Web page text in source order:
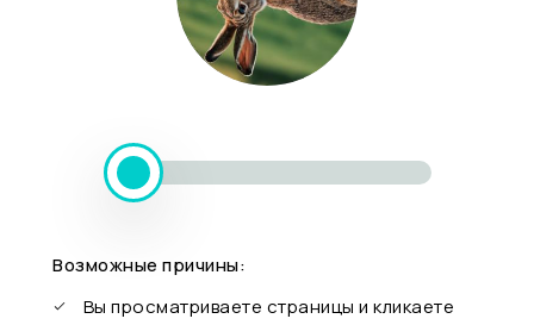
Возможные причины:
Вы просматриваете страницы и кликаете